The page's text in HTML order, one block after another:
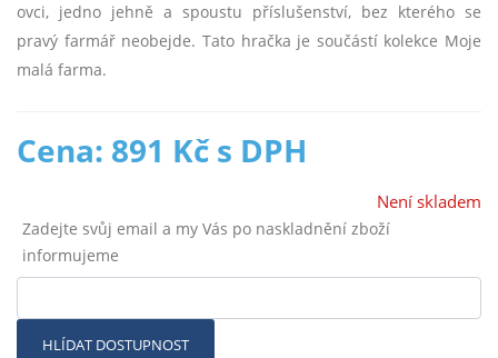
ovci, jedno jehně a spoustu příslušenství, bez kterého se
pravý farmář neobejde. Tato hračka je součástí kolekce Moje
malá farma.
Cena: 891 Kč s DPH
Není skladem
Zadejte svůj email a my Vás po naskladnění zboží
informujeme
HLÍDAT DOSTUPNOST